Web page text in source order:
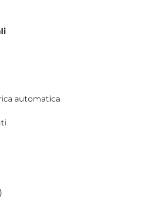
automatica